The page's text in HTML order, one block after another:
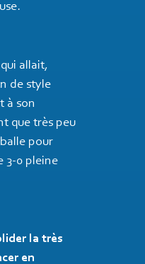
allait,
de style
à son
que très peu
pour
3-0 pleine
la très
en